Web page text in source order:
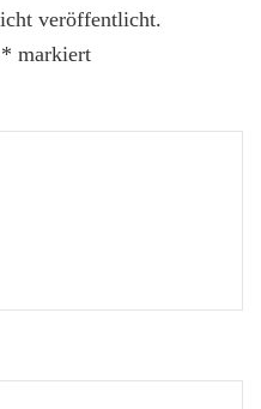
veröffentlicht.
* markiert